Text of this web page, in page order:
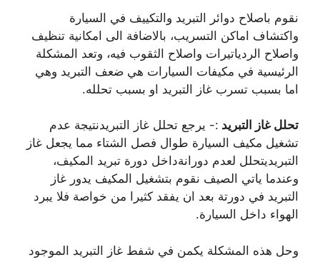
نقوم باصلاح دوائر التبريد والتكييف في السيارة
واكتشاف اماكن التسريب، بالاضافة الى امكانية تنظيف
واصلاح الردياتيرات واصلاح الثقوب فيه، وتعد المشكلة
الرئيسية في مكيفات السيارات هي ضعف التبريد وهي
اما بسبب تسرب غاز التبريد او بسبب تحلله.
تحلل غاز التبريد :- يرجع تحلل غاز التبريدنتيجة عدم
تشغيل مكيف السيارة طوال فصل الشتاء مما يجعل غاز
التبريديتحلل لعدم دورانةداخل دورة تبريد المكيف،
وعندما ياتي الصيف نقوم بتشغيل المكيف يدور غاز
التبريد في دورتة بعد ان يفقد كثيرا من خواصة فلا يبرد
الهواء داخل السيارة.
وحل هذه المشكلة يكمن في شفط غاز التبريد الموجود